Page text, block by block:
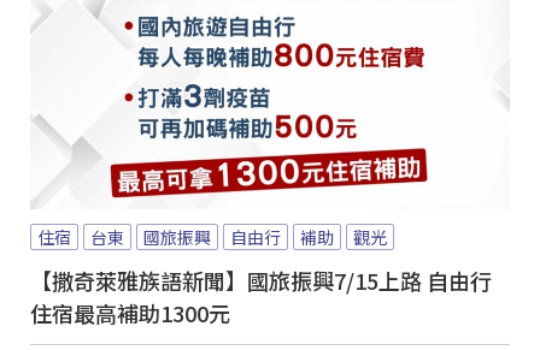
住宿 台東 國旅振興 自由行 補助 觀光
【撒奇萊雅族語新聞】國旅振興7/15上路 自由行
住宿最高補助1300元